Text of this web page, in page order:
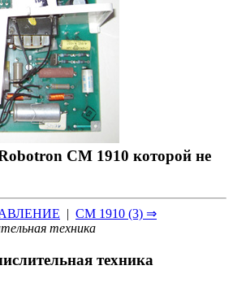
CM 1910 которой не
| CM 1910 (3) ⇒
техника
техника